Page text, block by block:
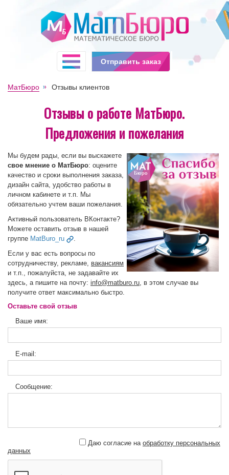
МатБюро Отзывы клиентов
Отзывы о работе МатБюро.
Предложения и пожелания
Мы будем рады, если вы выскажете
свое мнение о МатБюро: оцените
качество и сроки выполнения заказа,
дизайн сайта, удобство работы в
личном кабинете и т.п. Мы
обязательно учтем ваши пожелания.
Активный пользователь ВКонтакте?
Можете оставить отзыв в нашей
группе MatBuro_ru
.
Если у вас есть вопросы по
сотрудничеству, рекламе, вакансиям
и т.п., пожалуйста, не задавайте их
здесь, а пишите на почту: info@matburo.ru, в этом случае вы
получите ответ максимально быстро.
Оставьте свой отзыв
Ваше имя:
E-mail:
Сообщение:
Даю согласие на обработку персональных
данных
Отправить заказ